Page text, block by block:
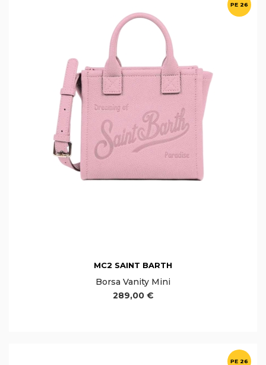
PE 26
MC2 SAINT BARTH
Borsa Vanity Mini
289,00 €
PE 26